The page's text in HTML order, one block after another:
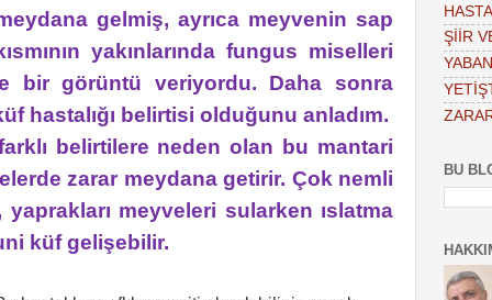
gelmiş, ayrıca meyvenin sap
yakınlarında fungus miselleri
bir görüntü veriyordu. Daha sonra
hastalığı belirtisi olduğunu anladım.
belirtilere neden olan bu mantari
zarar meydana getirir. Çok nemli
yaprakları meyveleri sularken ıslatma
küf gelişebilir.
ŞİİR
BU